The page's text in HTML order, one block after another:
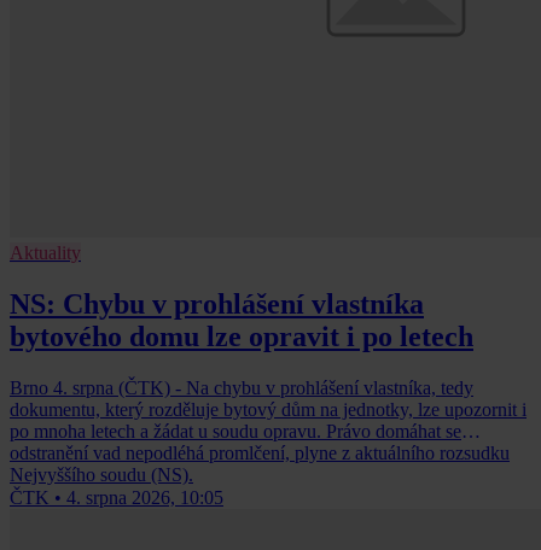
Aktuality
NS: Chybu v prohlášení vlastníka
bytového domu lze opravit i po letech
Brno 4. srpna (ČTK) - Na chybu v prohlášení vlastníka, tedy
dokumentu, který rozděluje bytový dům na jednotky, lze upozornit i
po mnoha letech a žádat u soudu opravu. Právo domáhat se
odstranění vad nepodléhá promlčení, plyne z aktuálního rozsudku
Nejvyššího soudu (NS).
ČTK • 4. srpna 2026, 10:05